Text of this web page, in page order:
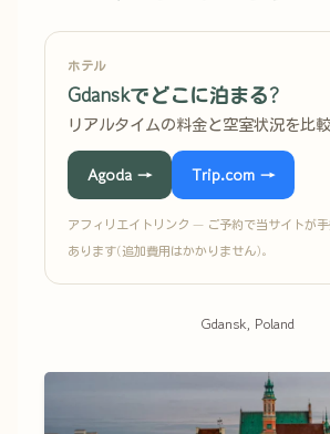
ホテル
Gdanskでどこに泊まる?
リアルタイムの料金と空室状況を比較
Agoda → Trip.com →
アフィリエイトリンク — ご予約で当サイトが
あります(追加費用はかかりません)。
Gdansk, Poland